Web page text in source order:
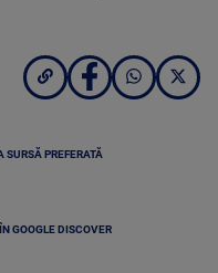
PREFERATĂ
GOOGLE DISCOVER